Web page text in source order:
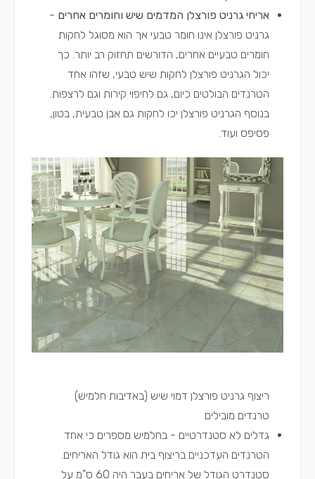
אריחי גרניט פורצלן המדמים שיש וחומרים אחרים -
גרניט פורצלן אינו חומר טבעי אך הוא מסוגל לחקות
חומרים טבעיים אחרים, הדורשים תחזוק רב יותר. כך
יכול הגרניט פורצלן לחקות שיש טבעי, שזהו אחד
הטרנדים הבולטים כיום, גם לחיפוי קירות וגם לרצפות.
בנוסף הגרניט פורצלן יכו לחקות גם אבן טבעית, בטון,
פסיפס ועוד.
ריצוף גרניט פורצלן דמוי שיש (באדיבות חלמיש)
טרנדים מובילים
גדלים לא סטנדרטיים - בחלמיש מספרים כי אחד
הטרנדים העדכניים בריצוף בית הוא גודל האריחים.
סטנדרט הגודל של אריחים בעבר היה 60 ס"מ על